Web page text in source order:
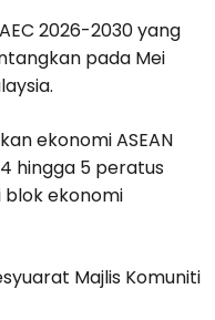
2026-2030 yang
pada Mei
ekonomi ASEAN
hingga 5 peratus
blok ekonomi
Majlis Komuniti